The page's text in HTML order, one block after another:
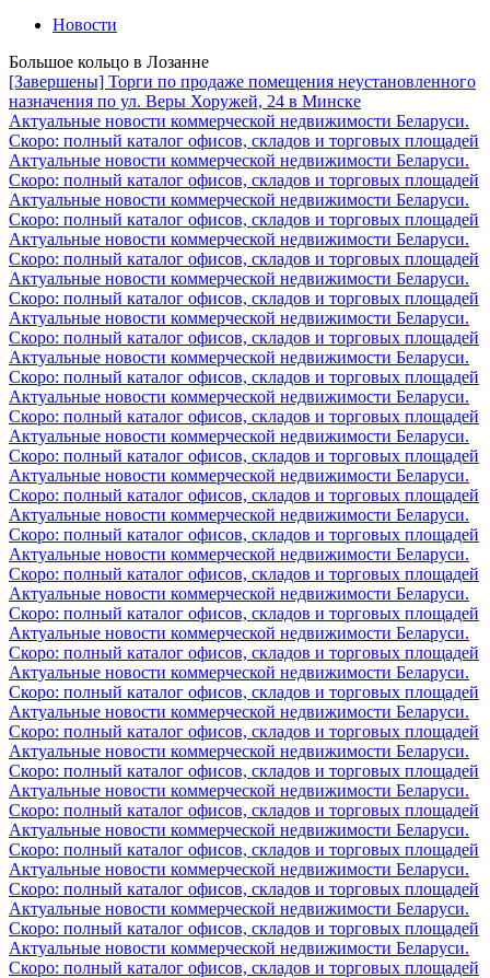
Новости
Большое кольцо в Лозанне
[Завершены] Торги по продаже помещения неустановленного
назначения по ул. Веры Хоружей, 24 в Минске
Актуальные новости коммерческой недвижимости Беларуси.
Скоро: полный каталог офисов, складов и торговых площадей
Актуальные новости коммерческой недвижимости Беларуси.
Скоро: полный каталог офисов, складов и торговых площадей
Актуальные новости коммерческой недвижимости Беларуси.
Скоро: полный каталог офисов, складов и торговых площадей
Актуальные новости коммерческой недвижимости Беларуси.
Скоро: полный каталог офисов, складов и торговых площадей
Актуальные новости коммерческой недвижимости Беларуси.
Скоро: полный каталог офисов, складов и торговых площадей
Актуальные новости коммерческой недвижимости Беларуси.
Скоро: полный каталог офисов, складов и торговых площадей
Актуальные новости коммерческой недвижимости Беларуси.
Скоро: полный каталог офисов, складов и торговых площадей
Актуальные новости коммерческой недвижимости Беларуси.
Скоро: полный каталог офисов, складов и торговых площадей
Актуальные новости коммерческой недвижимости Беларуси.
Скоро: полный каталог офисов, складов и торговых площадей
Актуальные новости коммерческой недвижимости Беларуси.
Скоро: полный каталог офисов, складов и торговых площадей
Актуальные новости коммерческой недвижимости Беларуси.
Скоро: полный каталог офисов, складов и торговых площадей
Актуальные новости коммерческой недвижимости Беларуси.
Скоро: полный каталог офисов, складов и торговых площадей
Актуальные новости коммерческой недвижимости Беларуси.
Скоро: полный каталог офисов, складов и торговых площадей
Актуальные новости коммерческой недвижимости Беларуси.
Скоро: полный каталог офисов, складов и торговых площадей
Актуальные новости коммерческой недвижимости Беларуси.
Скоро: полный каталог офисов, складов и торговых площадей
Актуальные новости коммерческой недвижимости Беларуси.
Скоро: полный каталог офисов, складов и торговых площадей
Актуальные новости коммерческой недвижимости Беларуси.
Скоро: полный каталог офисов, складов и торговых площадей
Актуальные новости коммерческой недвижимости Беларуси.
Скоро: полный каталог офисов, складов и торговых площадей
Актуальные новости коммерческой недвижимости Беларуси.
Скоро: полный каталог офисов, складов и торговых площадей
Актуальные новости коммерческой недвижимости Беларуси.
Скоро: полный каталог офисов, складов и торговых площадей
Актуальные новости коммерческой недвижимости Беларуси.
Скоро: полный каталог офисов, складов и торговых площадей
Актуальные новости коммерческой недвижимости Беларуси.
Скоро: полный каталог офисов, складов и торговых площадей